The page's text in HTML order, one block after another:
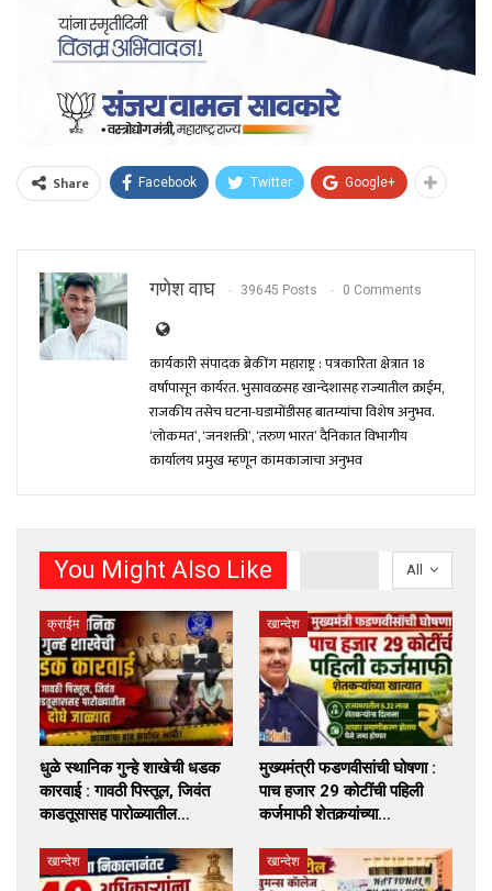
Share Facebook Twitter Google+
गणेश वाघ 39645 Posts 0 Comments
कार्यकारी संपादक ब्रेकींग महाराष्ट्र : पत्रकारिता क्षेत्रात 18
वर्षांपासून कार्यरत. भुसावळसह खान्देशासह राज्यातील क्राईम,
राजकीय तसेच घटना-घडामोंडीसह बातम्यांचा विशेष अनुभव.
‘लोकमत’, ‘जनशक्ती’, ‘तरुण भारत’ दैनिकात विभागीय
कार्यालय प्रमुख म्हणून कामकाजाचा अनुभव
All
You Might Also Like
क्राईम
धुळे स्थानिक गुन्हे शाखेची धडक
कारवाई : गावठी पिस्तूल, जिवंत
काडतूसासह पारोळ्यातील…
खान्देश
मुख्यमंत्री फडणवीसांची घोषणा :
पाच हजार 29 कोटींची पहिली
कर्जमाफी शेतकर्‍यांच्या…
खान्देश खान्देश